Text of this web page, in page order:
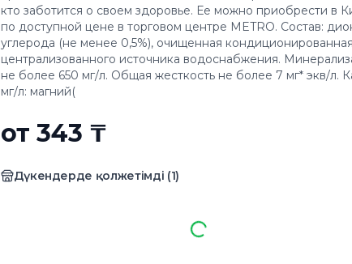
кто заботится о своем здоровье. Ее можно приобрести в
по доступной цене в торговом центре METRO. Состав:
углерода (не менее 0,5%), очищенная
централизованного источника водоснабжения.
не более 650 мг/л. Общая жесткость не более 7 мг* экв/л.
мг/л: магний(
от 343 ₸
Дүкендерде қолжетімді (1)